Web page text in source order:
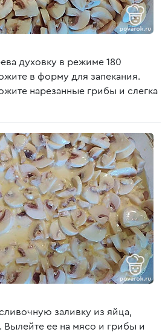
духовку в режиме 180
в форму для запекания.
нарезанные грибы и слегка
заливку из яйца,
Вылейте ее на мясо и грибы и